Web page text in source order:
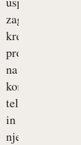
zagnana,
kreativna
producentka
na
komercialni
televiziji
in
njen